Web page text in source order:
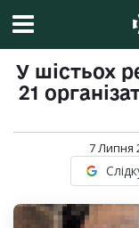
У шістьох
21
7 Липня